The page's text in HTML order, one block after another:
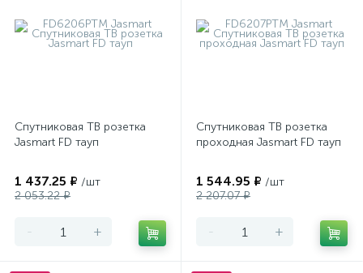
Спутниковая ТВ розетка
Jasmart FD тауп
1 437.25 ₽ /шт
2 053.22 ₽
- +
Спутниковая ТВ розетка
проходная Jasmart FD тауп
1 544.95 ₽ /шт
2 207.07 ₽
- +